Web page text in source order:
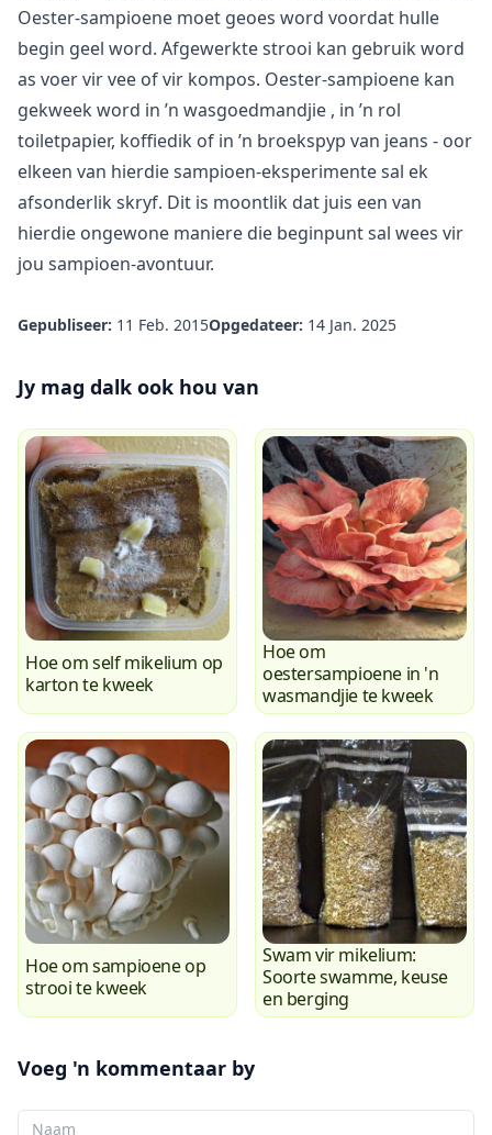
Oester-sampioene moet geoes word voordat hulle
begin geel word. Afgewerkte strooi kan gebruik word
as voer vir vee of vir kompos. Oester-sampioene kan
gekweek word in ’n wasgoedmandjie , in ’n rol
toiletpapier, koffiedik of in ’n broekspyp van jeans - oor
elkeen van hierdie sampioen-eksperimente sal ek
afsonderlik skryf. Dit is moontlik dat juis een van
hierdie ongewone maniere die beginpunt sal wees vir
jou sampioen-avontuur.
Gepubliseer: 11 Feb. 2015Opgedateer: 14 Jan. 2025
Jy mag dalk ook hou van
Hoe om self mikelium op
karton te kweek
Hoe om
oestersampioene in 'n
wasmandjie te kweek
Hoe om sampioene op
strooi te kweek
Swam vir mikelium:
Soorte swamme, keuse
en berging
Voeg 'n kommentaar by
Jou Naam